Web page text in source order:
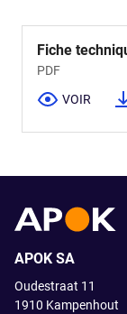
Fiche
PDF
VOIR
APOK SA
Oudestraat 11
1910 Kampenhout